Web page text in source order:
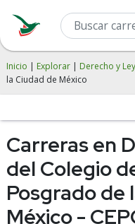
Inicio | Explorar | Derecho y
la Ciudad de México
Carreras en
del Colegio
Posgrado de
México -